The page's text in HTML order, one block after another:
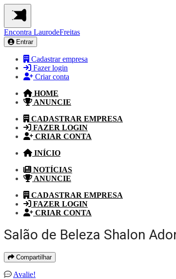
Encontra LaurodeFreitas
Entrar
Cadastrar empresa
Fazer login
Criar conta
HOME
ANUNCIE
CADASTRAR EMPRESA
FAZER LOGIN
CRIAR CONTA
INÍCIO
NOTÍCIAS
ANUNCIE
CADASTRAR EMPRESA
FAZER LOGIN
CRIAR CONTA
Salão de Beleza Shalon
Compartilhar
Avalie!